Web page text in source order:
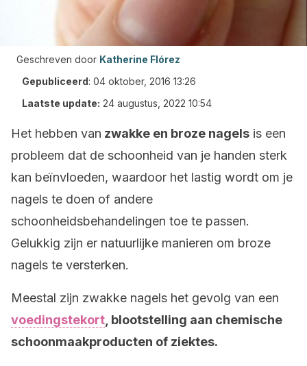
Geschreven door Katherine Flórez
Gepubliceerd: 04 oktober, 2016 13:26
Laatste update: 24 augustus, 2022 10:54
Het hebben van zwakke en broze nagels is een
probleem dat de schoonheid van je handen sterk
kan beïnvloeden, waardoor het lastig wordt om je
nagels te doen of andere
schoonheidsbehandelingen toe te passen.
Gelukkig zijn er natuurlijke manieren om broze
nagels te versterken.
Meestal zijn zwakke nagels het gevolg van een
voedingstekort , blootstelling aan chemische
schoonmaakproducten of ziektes.